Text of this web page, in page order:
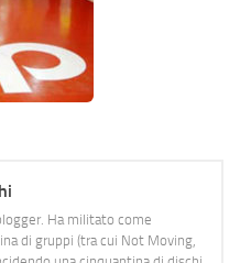
Ha militato come
di gruppi (tra cui Not Moving,